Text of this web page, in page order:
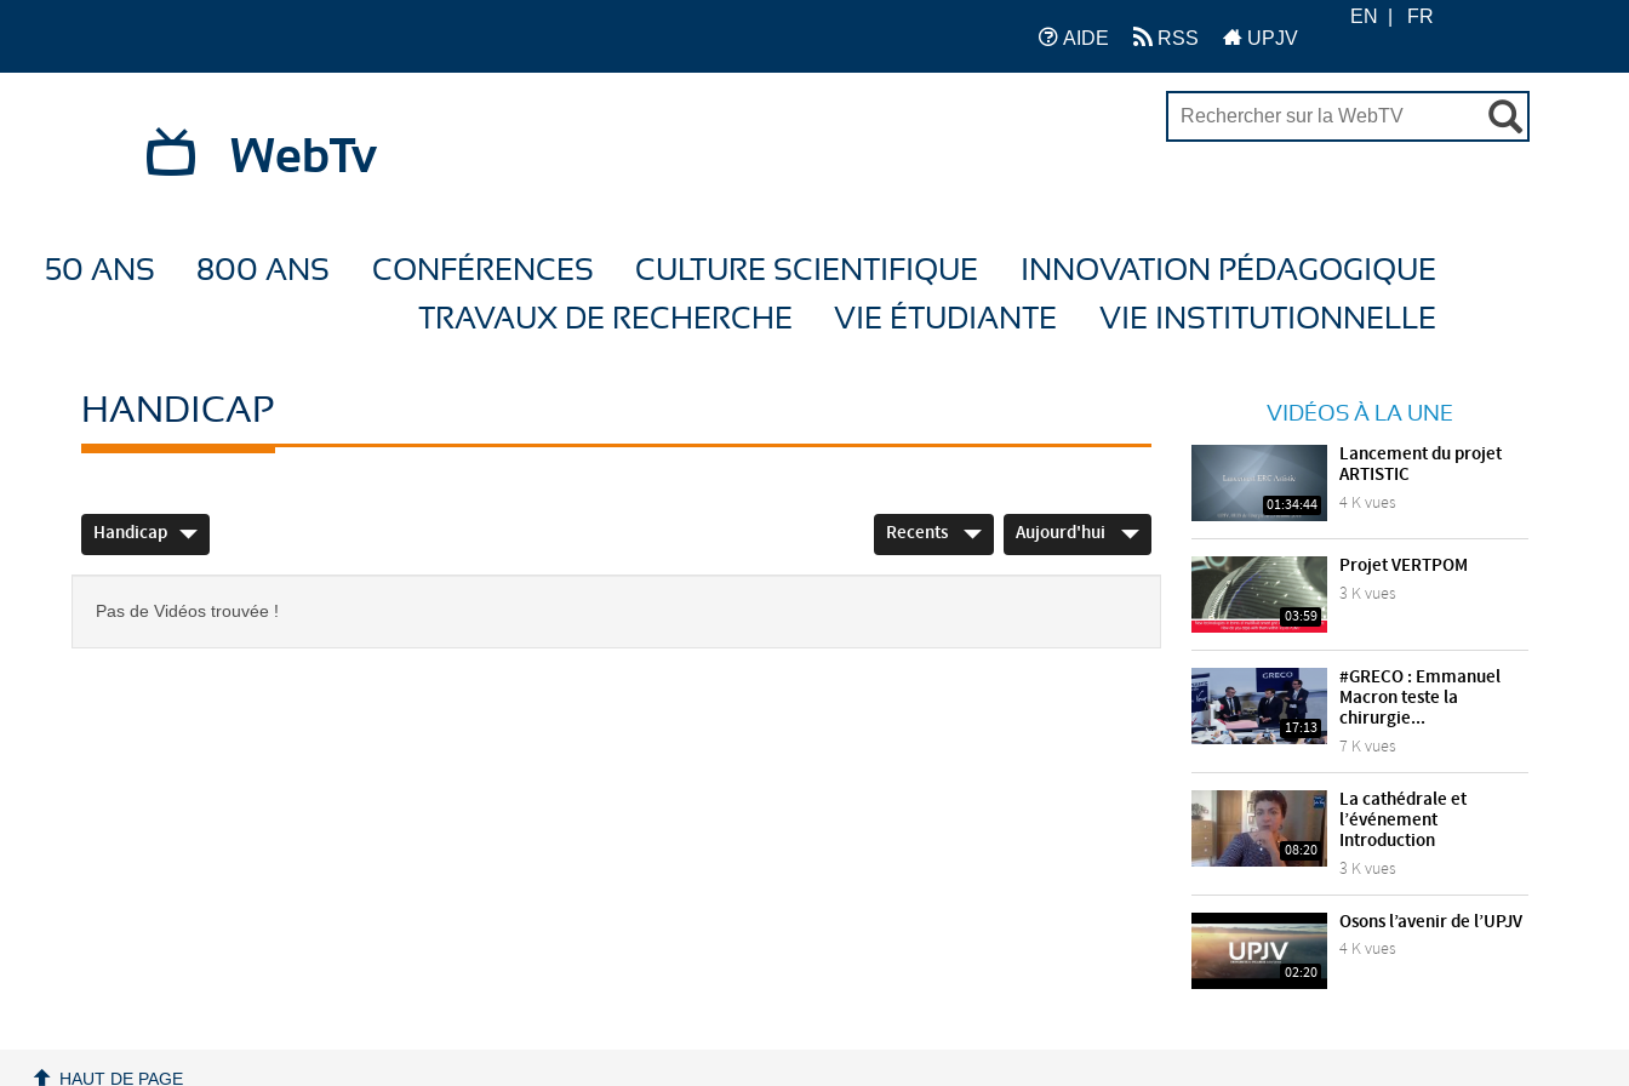
AIDE RSS UPJV
EN FR
WebTv
50 ANS 800 ANS CONFÉRENCES CULTURE SCIENTIFIQUE
INNOVATION PÉDAGOGIQUE
TRAVAUX DE RECHERCHE
VIE ÉTUDIANTE VIE INSTITUTIONNELLE
HANDICAP
Handicap Recents Aujourd'hui
Pas de Vidéos trouvée !
VIDÉOS À LA UNE
01:34:44
Lancement du projet
ARTISTIC
4 K vues
03:59
Projet VERTPOM
3 K vues
17:13
#GRECO : Emmanuel
Macron teste la
chirurgie...
7 K vues
08:20
La cathédrale et
l’événement
Introduction
3 K vues
02:20
Osons l’avenir de l’UPJV
4 K vues
HAUT DE PAGE